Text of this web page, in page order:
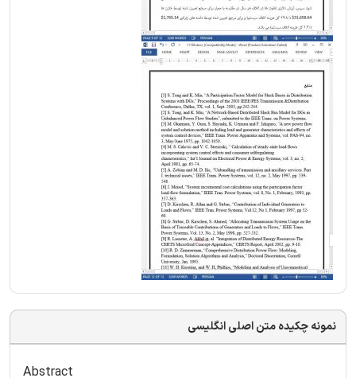
نمونه چکیده متن اصلی انگلیسی
Abstract